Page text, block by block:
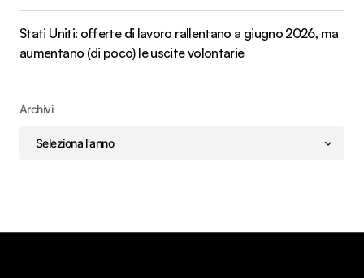
Stati Uniti: offerte di lavoro rallentano a giugno 2026, ma
aumentano (di poco) le uscite volontarie
Archivi